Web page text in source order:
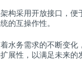
架构采用开放接口，便
的互操作性。
着水务需求的不断变化
展性，以满足未来的